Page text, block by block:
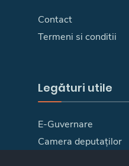
Contact
Termeni si conditii
Legături utile
E-Guvernare
Camera deputaților